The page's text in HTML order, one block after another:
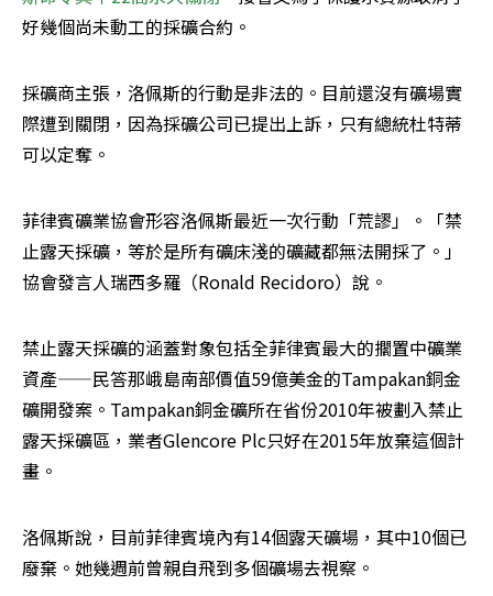
好幾個尚未動工的採礦合約。
採礦商主張，洛佩斯的行動是非法的。目前還沒有礦場實
際遭到關閉，因為採礦公司已提出上訴，只有總統杜特蒂
可以定奪。
菲律賓礦業協會形容洛佩斯最近一次行動「荒謬」。「禁
止露天採礦，等於是所有礦床淺的礦藏都無法開採了。」
協會發言人瑞西多羅（Ronald Recidoro）說。
禁止露天採礦的涵蓋對象包括全菲律賓最大的擱置中礦業
資產——民答那峨島南部價值59億美金的Tampakan銅金
礦開發案。Tampakan銅金礦所在省份2010年被劃入禁止
露天採礦區，業者Glencore Plc只好在2015年放棄這個計
畫。
洛佩斯說，目前菲律賓境內有14個露天礦場，其中10個已
廢棄。她幾週前曾親自飛到多個礦場去視察。